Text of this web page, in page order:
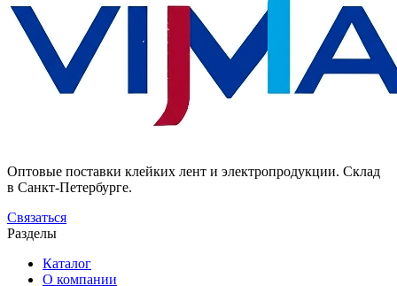
Оптовые поставки клейких лент и электропродукции. Склад
в Санкт-Петербурге.
Связаться
Разделы
Каталог
О компании